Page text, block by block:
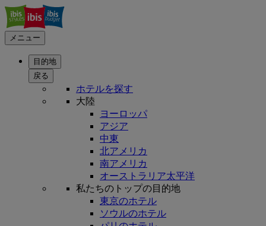
メニュー
目的地
戻る
ホテルを探す
大陸
ヨーロッパ
アジア
中東
北アメリカ
南アメリカ
オーストラリア太平洋
私たちのトップの目的地
東京のホテル
ソウルのホテル